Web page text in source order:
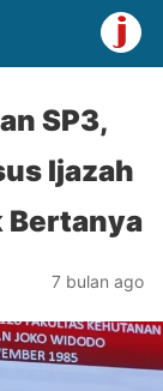
SP3,
Ijazah
Bertanya
7 bulan ago